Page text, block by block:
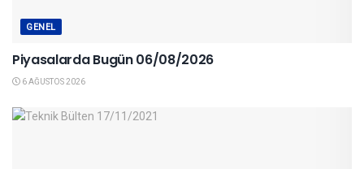
GENEL
Piyasalarda Bugün 06/08/2026
6 AĞUSTOS 2026